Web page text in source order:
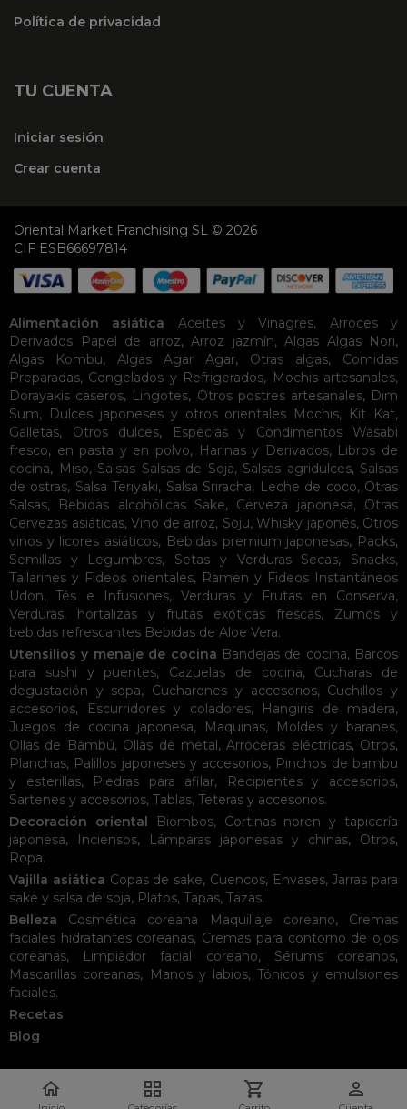
Política de privacidad
TU CUENTA
Iniciar sesión
Crear cuenta
Oriental Market Franchising SL © 2026
CIF ESB66697814
Alimentación asiática Aceites y Vinagres, Arroces y
Derivados
Papel de arroz, Arroz jazmín, Algas Algas Nori,
Algas Kombu, Algas Agar Agar, Otras algas, Comidas
Preparadas, Congelados y Refrigerados, Mochis artesanales,
Dorayakis caseros, Lingotes, Otros postres artesanales, Dim
Sum, Dulces japoneses y otros orientales Mochis, Kit Kat,
Galletas, Otros dulces, Especias y Condimentos
Wasabi
fresco, en pasta y en polvo, Harinas y Derivados, Libros de
cocina, Miso, Salsas Salsas de Soja, Salsas agridulces, Salsas
de ostras, Salsa Teriyaki, Salsa Sriracha, Leche de coco, Otras
Salsas, Bebidas alcohólicas Sake, Cerveza japonesa, Otras
Cervezas asiáticas, Vino de arroz, Soju, Whisky japonés, Otros
vinos y licores asiáticos, Bebidas premium japonesas, Packs,
Semillas y Legumbres, Setas y Verduras Secas, Snacks,
Tallarines y Fideos orientales, Ramen y Fideos Instantáneos
Udon,Tés e Infusiones, Verduras y Frutas en Conserva,
Verduras, hortalizas y frutas exóticas frescas, Zumos y
bebidas refrescantes Bebidas de Aloe Vera.
Utensilios y menaje de cocina Bandejas de cocina, Barcos
para sushi y puentes, Cazuelas de cocina, Cucharas de
degustación y sopa, Cucharones y accesorios, Cuchillos y
accesorios, Escurridores y coladores, Hangiris de madera,
Juegos de cocina japonesa, Maquinas, Moldes y baranes,
Ollas de Bambú, Ollas de metal,Arroceras eléctricas, Otros,
Planchas, Palillos japoneses y accesorios, Pinchos de bambu
y esterillas, Piedras para afilar, Recipientes y accesorios,
Sartenes y accesorios, Tablas, Teteras y accesorios.
Decoración oriental
Biombos, Cortinas noren y tapicería
japonesa, Inciensos, Lámparas japonesas y chinas, Otros,
Ropa.
Vajilla asiática Copas de sake, Cuencos, Envases,Jarras para
sake y salsa de soja, Platos, Tapas, Tazas.
Belleza
Cosmética coreana Maquillaje coreano, Cremas
faciales hidratantes coreanas, Cremas para contorno de ojos
coreanas, Limpiador facial coreano, Sérums coreanos,
Mascarillas coreanas, Manos y labios,Tónicos y emulsiones
faciales.
Recetas
Blog
   